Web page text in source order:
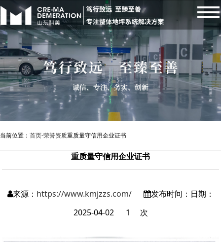
当前位置： 首页-荣誉资质重质量守信用企业证书
重质量守信用企业证书
来源： https://www.kmjzzs.com/
发布时间：日期：
2025-04-02
1 次